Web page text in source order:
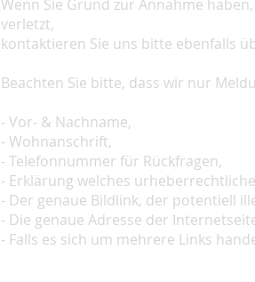
Wenn Sie Grund zur Annahme
verletzt,
kontaktieren Sie uns bitte ebenfalls
Beachten Sie bitte, dass wir nur
- Vor- & Nachname,
- Wohnanschrift,
- Telefonnummer für Rückfragen,
- Erklärung welches
- Der genaue Bildlink, der potentiell
- Die genaue Adresse der
- Falls es sich um mehrere Links